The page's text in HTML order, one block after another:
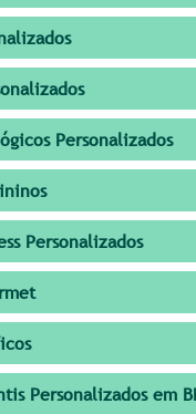
Personalizados
Personalizados
Personalizados em